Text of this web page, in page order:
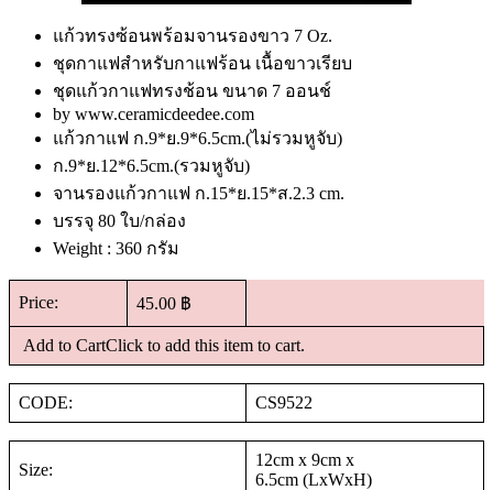
แก้วทรงซ้อนพร้อมจานรองขาว 7 Oz.
ชุดกาแฟสำหรับกาแฟร้อน เนื้อขาวเรียบ
ชุดแก้วกาแฟทรงช้อน ขนาด 7 ออนช์
by www.ceramicdeedee.com
แก้วกาแฟ ก.9*ย.9*6.5cm.(ไม่รวมหูจับ)
ก.9*ย.12*6.5cm.(รวมหูจับ)
จานรองแก้วกาแฟ ก.15*ย.15*ส.2.3 cm.
บรรจุ 80 ใบ/กล่อง
Weight : 360 กรัม
Price: 45.00 ฿
Add to CartClick to add this item to cart.
CODE: CS9522
Size:
12cm x 9cm x
6.5cm (LxWxH)